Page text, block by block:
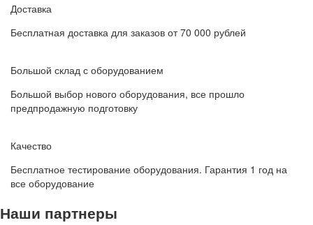
Доставка
Бесплатная доставка для заказов от 70 000 рублей
Большой склад с оборудованием
Большой выбор нового оборудования, все прошло
предпродажную подготовку
Качество
Бесплатное тестирование оборудования. Гарантия 1 год на
все оборудование
Наши партнеры